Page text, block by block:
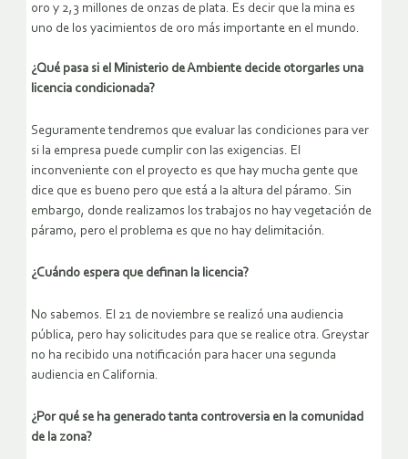
oro y 2,3 millones de onzas de plata. Es decir que la mina es
uno de los yacimientos de oro más importante en el mundo.
¿Qué pasa si el Ministerio de Ambiente decide otorgarles una
licencia condicionada?
Seguramente tendremos que evaluar las condiciones para ver
si la empresa puede cumplir con las exigencias. El
inconveniente con el proyecto es que hay mucha gente que
dice que es bueno pero que está a la altura del páramo. Sin
embargo, donde realizamos los trabajos no hay vegetación de
páramo, pero el problema es que no hay delimitación.
¿Cuándo espera que definan la licencia?
No sabemos. El 21 de noviembre se realizó una audiencia
pública, pero hay solicitudes para que se realice otra. Greystar
no ha recibido una notificación para hacer una segunda
audiencia en California.
¿Por qué se ha generado tanta controversia en la comunidad
de la zona?